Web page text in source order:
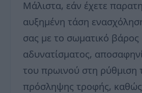
Μάλιστα, εάν έχετε
αυξημένη τάση
σας με το σωματικό βάρος
αδυνατίσματος,
του πρωινού στη ρύθμιση
πρόσληψης τροφής, καθώς